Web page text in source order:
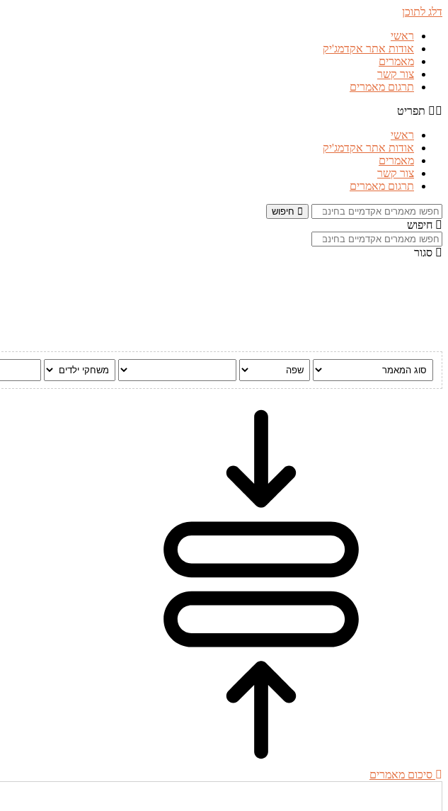
דלג לתוכן
ראשי
אודות אתר אקדמג'יק
מאמרים
צור קשר
תרגום מאמרים
תפריט
ראשי
אודות אתר אקדמג'יק
מאמרים
צור קשר
תרגום מאמרים
חיפוש
חיפוש
סגור
סיכום מאמרים